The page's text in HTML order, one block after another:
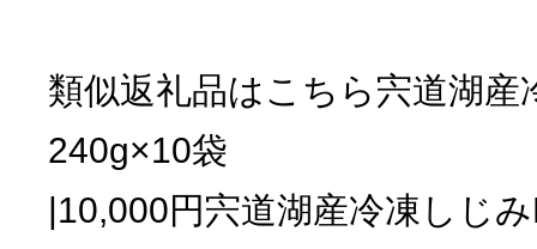
類似返礼品はこちら宍道湖
240g×10袋
|10,000円宍道湖産冷凍しじ